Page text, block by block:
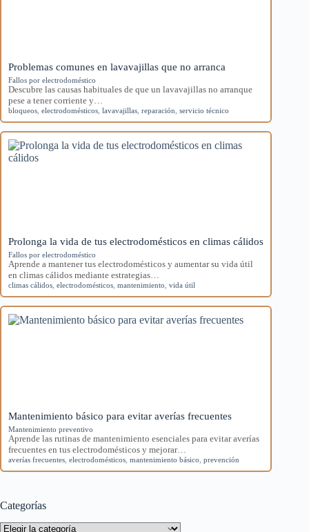
Problemas comunes en lavavajillas que no arranca
Fallos por electrodoméstico
Descubre las causas habituales de que un lavavajillas no arranque
pese a tener corriente y…
bloqueos electrodomésticos lavavajillas reparación servicio técnico
Prolonga la vida de tus electrodomésticos en climas cálidos
Fallos por electrodoméstico
Aprende a mantener tus electrodomésticos y aumentar su vida útil
en climas cálidos mediante estrategias…
climas cálidos electrodomésticos mantenimiento vida útil
Mantenimiento básico para evitar averías frecuentes
Mantenimiento preventivo
Aprende las rutinas de mantenimiento esenciales para evitar averías
frecuentes en tus electrodomésticos y mejorar…
averías frecuentes electrodomésticos mantenimiento básico prevención
Categorías
Categorías